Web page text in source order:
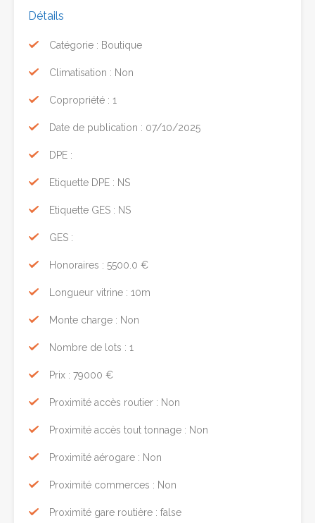
Détails
Catégorie : Boutique
Climatisation : Non
Copropriété : 1
Date de publication : 07/10/2025
DPE :
Etiquette DPE : NS
Etiquette GES : NS
GES :
Honoraires : 5500.0 €
Longueur vitrine : 10m
Monte charge : Non
Nombre de lots : 1
Prix : 79000 €
Proximité accès routier : Non
Proximité accès tout tonnage : Non
Proximité aérogare : Non
Proximité commerces : Non
Proximité gare routière : false